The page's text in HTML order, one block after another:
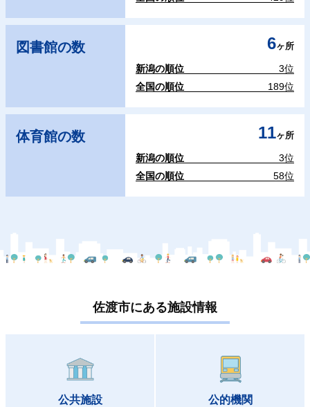
図書館の数 6ヶ所
新潟の順位
3位
全国の順位
189位
体育館の数 11ヶ所
新潟の順位
3位
全国の順位
58位
佐渡市にある施設情報
公共施設 公的機関